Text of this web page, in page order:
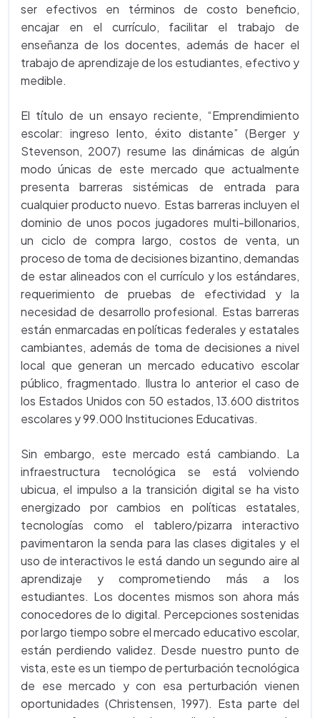
ser efectivos en términos de costo beneficio,
encajar en el currículo, facilitar el trabajo de
enseñanza de los docentes, además de hacer el
trabajo de aprendizaje de los estudiantes, efectivo y
medible.
El título de un ensayo reciente, “Emprendimiento
escolar: ingreso lento, éxito distante” (Berger y
Stevenson, 2007) resume las dinámicas de algún
modo únicas de este mercado que actualmente
presenta barreras sistémicas de entrada para
cualquier producto nuevo. Estas barreras incluyen el
dominio de unos pocos jugadores multi-billonarios,
un ciclo de compra largo, costos de venta, un
proceso de toma de decisiones bizantino, demandas
de estar alineados con el currículo y los estándares,
requerimiento de pruebas de efectividad y la
necesidad de desarrollo profesional. Estas barreras
están enmarcadas en políticas federales y estatales
cambiantes, además de toma de decisiones a nivel
local que generan un mercado educativo escolar
público, fragmentado. Ilustra lo anterior el caso de
los Estados Unidos con 50 estados, 13.600 distritos
escolares y 99.000 Instituciones Educativas.
Sin embargo, este mercado está cambiando. La
infraestructura tecnológica se está volviendo
ubicua, el impulso a la transición digital se ha visto
energizado por cambios en políticas estatales,
tecnologías como el tablero/pizarra interactivo
pavimentaron la senda para las clases digitales y el
uso de interactivos le está dando un segundo aire al
aprendizaje y comprometiendo más a los
estudiantes. Los docentes mismos son ahora más
conocedores de lo digital. Percepciones sostenidas
por largo tiempo sobre el mercado educativo escolar,
están perdiendo validez. Desde nuestro punto de
vista, este es un tiempo de perturbación tecnológica
de ese mercado y con esa perturbación vienen
oportunidades (Christensen, 1997). Esta parte del